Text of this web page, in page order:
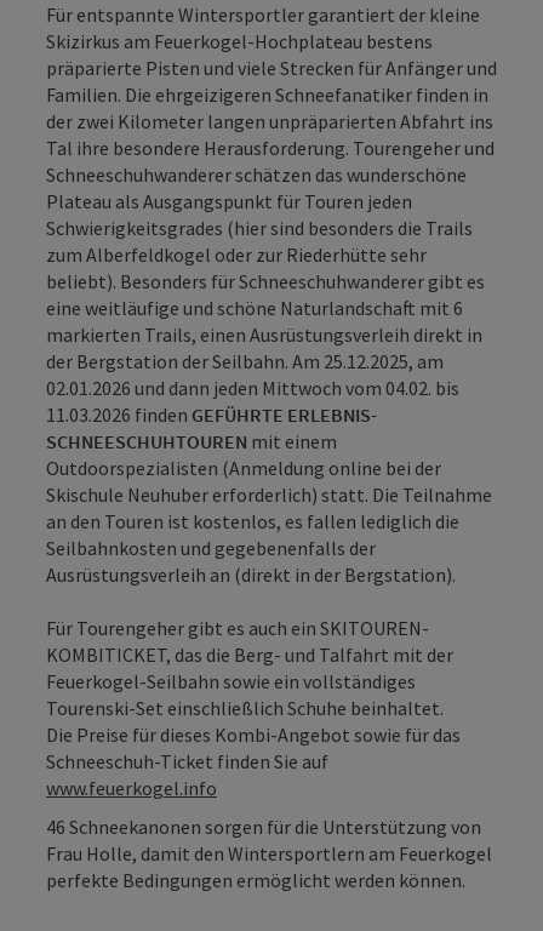
Für entspannte Wintersportler garantiert der kleine
Skizirkus am Feuerkogel-Hochplateau bestens
präparierte Pisten und viele Strecken für Anfänger und
Familien. Die ehrgeizigeren Schneefanatiker finden in
der zwei Kilometer langen unpräparierten Abfahrt ins
Tal ihre besondere Herausforderung. Tourengeher und
Schneeschuhwanderer schätzen das wunderschöne
Plateau als Ausgangspunkt für Touren jeden
Schwierigkeitsgrades (hier sind besonders die Trails
zum Alberfeldkogel oder zur Riederhütte sehr
beliebt). Besonders für Schneeschuhwanderer gibt es
eine weitläufige und schöne Naturlandschaft mit 6
markierten Trails, einen Ausrüstungsverleih direkt in
der Bergstation der Seilbahn. Am 25.12.2025, am
02.01.2026 und dann jeden Mittwoch vom 04.02. bis
11.03.2026 finden GEFÜHRTE ERLEBNIS-
SCHNEESCHUHTOUREN mit einem
Outdoorspezialisten (Anmeldung online bei der
Skischule Neuhuber erforderlich) statt. Die Teilnahme
an den Touren ist kostenlos, es fallen lediglich die
Seilbahnkosten und gegebenenfalls der
Ausrüstungsverleih an (direkt in der Bergstation).
Für Tourengeher gibt es auch ein SKITOUREN-
KOMBITICKET, das die Berg- und Talfahrt mit der
Feuerkogel-Seilbahn sowie ein vollständiges
Tourenski-Set einschließlich Schuhe beinhaltet.
Die Preise für dieses Kombi-Angebot sowie für das
Schneeschuh-Ticket finden Sie auf
www.feuerkogel.info
46 Schneekanonen sorgen für die Unterstützung von
Frau Holle, damit den Wintersportlern am Feuerkogel
perfekte Bedingungen ermöglicht werden können.